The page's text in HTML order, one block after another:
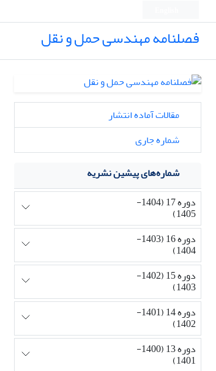
فصلنامه مهندسی حمل و نقل
مقالات آماده انتشار
شماره جاری
شماره‌های پیشین نشریه
دوره 17 (1404-
1405)
دوره 16 (1403-
1404)
دوره 15 (1402-
1403)
دوره 14 (1401-
1402)
دوره 13 (1400-
1401)